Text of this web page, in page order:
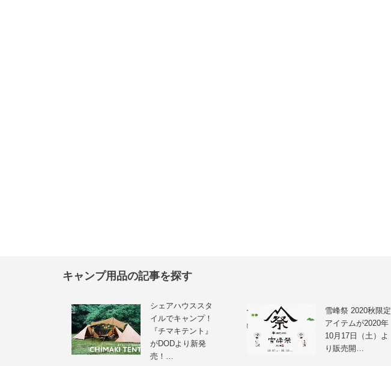
キャンプ用品の記事を探す
シェアハウススタ
イルでキャンプ！
『チマキテント』
がDODより新発
売！…
雪峰祭 2020秋限定
アイテムが2020年
10月17日（土）よ
り販売開…